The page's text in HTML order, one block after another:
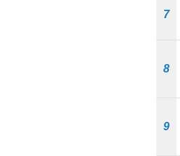
7
8
9